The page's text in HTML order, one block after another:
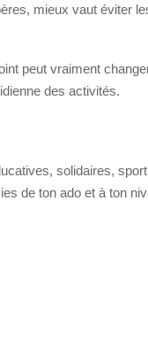
mieux vaut éviter
peut vraiment
des activités.
solidaires,
de ton ado et à ton